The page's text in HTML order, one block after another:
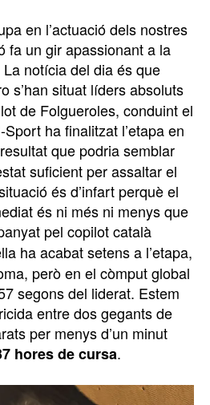
en l’actuació dels nostres
fa un gir apassionant a la
notícia del dia és que
s’han situat líders absoluts
de Folgueroles, conduint el
ha finalitzat l’etapa en
que podria semblar
suficient per assaltar el
és d’infart perquè el
és ni més ni menys que
pel copilot català
ha acabat setens a l’etapa,
però en el còmput global
segons del liderat. Estem
entre dos gegants de
per menys d’un minut
hores de cursa.